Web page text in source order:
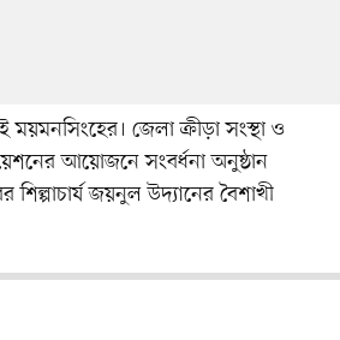
জেলা ক্রীড়া সংস্থা ও
আয়োজনে সংবর্ধনা অনুষ্ঠান
জয়নুল উদ্যানের বৈশাখী